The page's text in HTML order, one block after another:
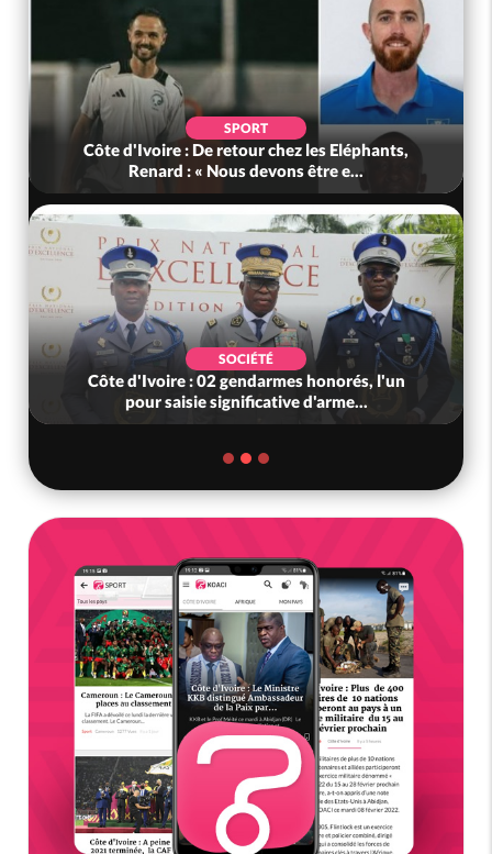
SPORT
Côte d'Ivoire : De retour chez les Eléphants,
Renard : « Nous devons être e...
SOCIÉTÉ
Côte d'Ivoire : 02 gendarmes honorés, l'un
pour saisie significative d'arme...